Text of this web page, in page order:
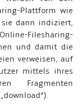
Plattform wie
sie dann indiziert,
Filesharing-
und damit die
verweisen, auf
mittels ihres
Fragmenten